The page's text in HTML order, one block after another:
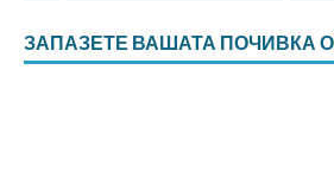
ЗАПАЗЕТЕ ВАШАТА ПОЧИВКА